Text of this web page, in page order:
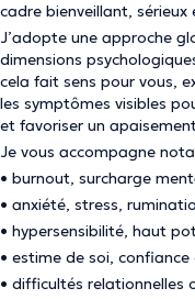
cadre bienveillant, sérieux
J’adopte une approche
dimensions
cela fait sens pour vous,
les symptômes visibles
et favoriser un
Je vous accompagne
• burnout, surcharge
• anxiété, stress,
• hypersensibilité, haut
• estime de soi, confiance
• difficultés relationnelles